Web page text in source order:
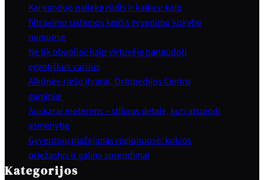
Kai vanduo palieka rūdis ir kalkes: kaip
filtravimo sistemos keičia gyvenimo kokybę
namuose
Ne tik obuoliai: kaip virtuvėje panaudoti
egzotiškus vaisius
Alkūnės-riešo įtvarai. Ortopedijos Centro
gaminiai
Auskarai moterims – stiliaus detalė, kuri atspindi
asmenybę
Gyventojų mažėjimas regionuose: kokios
priežastys ir galimi sprendimai
Kategorijos